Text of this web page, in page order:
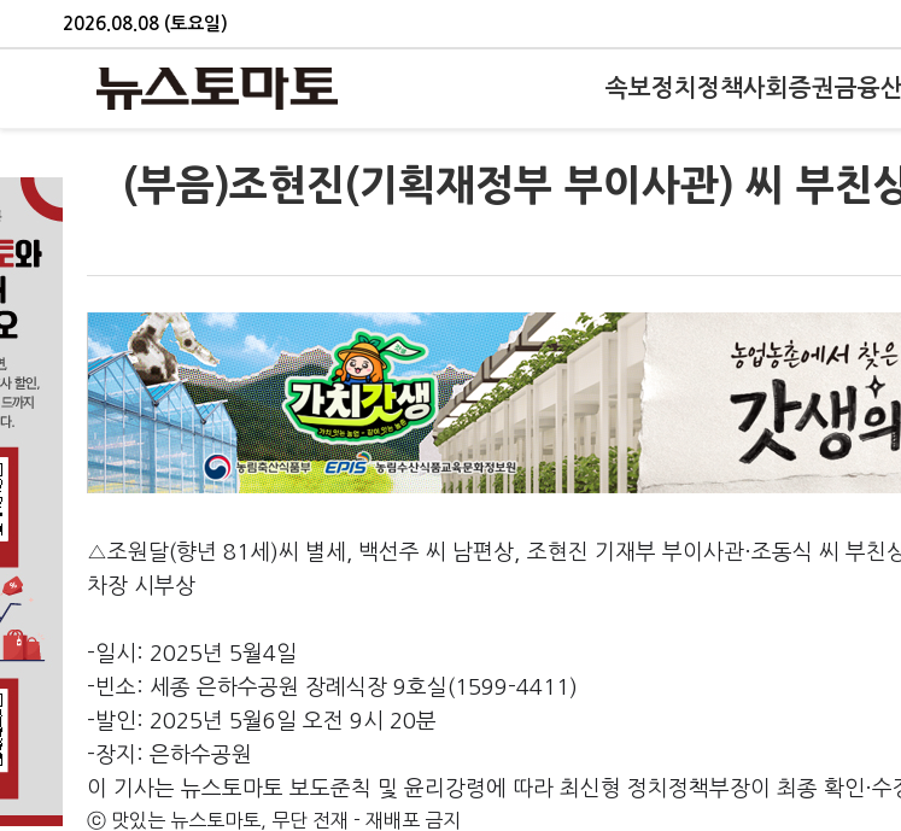
2026.08.08 (토요일)
속보정치 정책사회 증권금융
(부음)조현진(기획재정부 부이사관) 씨 부친
△조원달(향년 81세)씨 별세, 백선주 씨 남편상, 조현진 기재부 부이사관·조동식 씨 부친
차장 시부상
-일시: 2025년 5월4일
-빈소: 세종 은하수공원 장례식장 9호실(1599-4411)
-발인: 2025년 5월6일 오전 9시 20분
-장지: 은하수공원
이 기사는 뉴스토마토 보도준칙 및 윤리강령에 따라 최신형 정치정책부장이 최종 확인·수
ⓒ 맛있는 뉴스토마토, 무단 전재 - 재배포 금지